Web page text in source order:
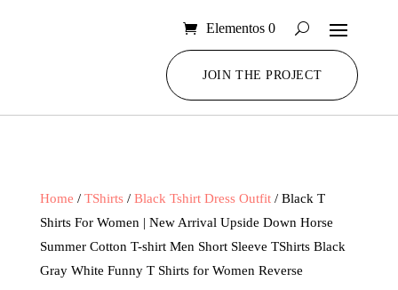
Elementos 0
JOIN THE PROJECT
Home / TShirts/ Black Tshirt Dress Outfit/ Black T
Shirts For Women | New Arrival Upside Down Horse
Summer Cotton T-shirt Men Short Sleeve TShirts Black
Gray White Funny T Shirts for Women Reverse